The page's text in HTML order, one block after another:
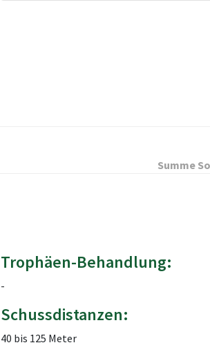
Summe
Trophäen-Behandlung:
-
Schussdistanzen:
40 bis 125 Meter